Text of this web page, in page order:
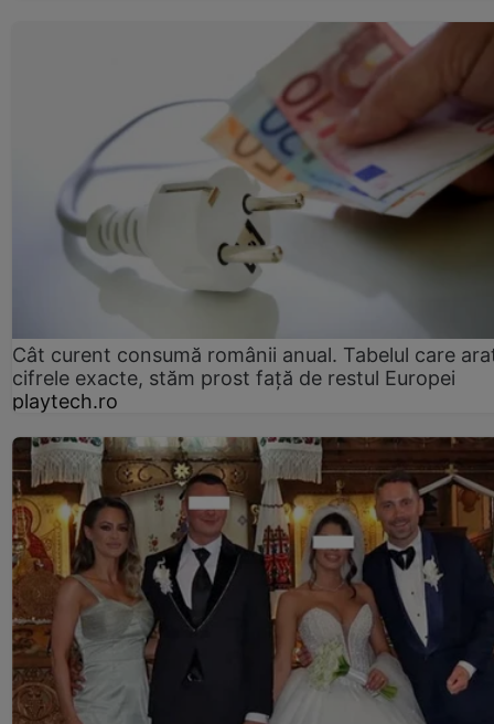
Cât curent consumă românii anual. Tabelul care
cifrele exacte, stăm prost faţă de restul Europei
playtech.ro